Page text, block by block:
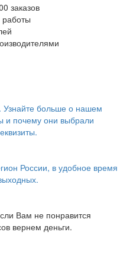
заказов
больше о нашем
и почему они выбрали
России, в удобное время
Вам не понравится
вернем деньги.